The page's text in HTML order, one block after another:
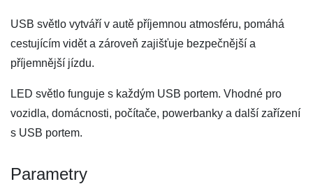
USB světlo vytváří v autě příjemnou atmosféru, pomáhá
cestujícím vidět a zároveň zajišťuje bezpečnější a
příjemnější jízdu.
LED světlo funguje s každým USB portem. Vhodné pro
vozidla, domácnosti, počítače, powerbanky a další zařízení
s USB portem.
Parametry